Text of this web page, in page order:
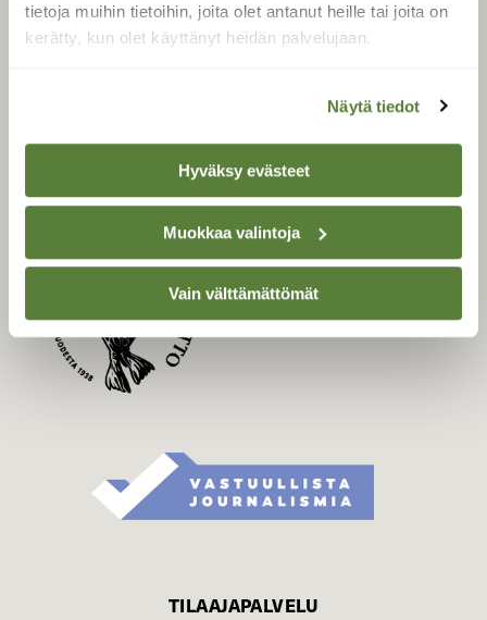
tietoja muihin tietoihin, joita olet antanut heille tai joita on
kerätty, kun olet käyttänyt heidän palvelujaan.
Näytä tiedot
Hyväksy evästeet
Muokkaa valintoja
Vain välttämättömät
Tilaa Suomen Luonto
Tilaa digilukuoikeus
Tilaa uutiskirje
SUOMEN LUONNON­
SUOJELU­LIITTO
Suomen Luonto -lehden
kustantaja on
luonnonsuojelu­liitto.
TILAAJAPALVELU